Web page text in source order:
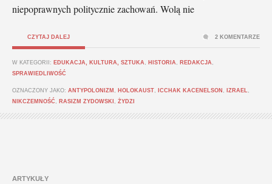
niepoprawnych politycznie zachowań. Wolą nie
CZYTAJ DALEJ
W KATEGORII: EDUKACJA, KULTURA, SZTUKA HISTORIA REDAKCJA
SPRAWIEDLIWOŚĆ
OZNACZONY JAKO: ANTYPOLONIZM HOLOKAUST ICCHAK KACENELSON IZRAEL
NIKCZEMNOŚĆ
RASIZM ZYDOWSKI ŻYDZI
2 KOMENTARZE
ARTYKUŁY